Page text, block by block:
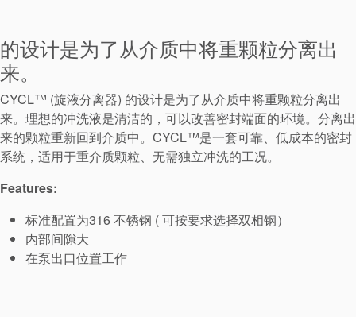
的设计是为了从介质中将重颗粒分离出
来。
CYCL™ (旋液分离器) 的设计是为了从介质中将重颗粒分离出
来。理想的冲洗液是清洁的，可以改善密封端面的环境。分离出
来的颗粒重新回到介质中。CYCL™是一套可靠、低成本的密封
系统，适用于重介质颗粒、无需独立冲洗的工况。
Features:
标准配置为316 不锈钢 ( 可按要求选择双相钢）
内部间隙大
在泵出口位置工作